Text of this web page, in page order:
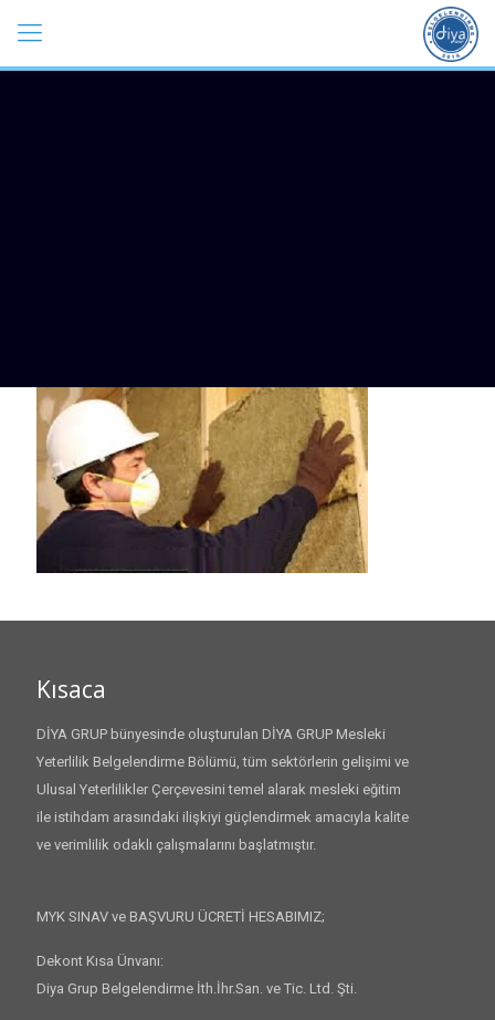
Kısaca
DİYA GRUP bünyesinde oluşturulan DİYA GRUP Mesleki
Yeterlilik Belgelendirme Bölümü, tüm sektörlerin gelişimi ve
Ulusal Yeterlilikler Çerçevesini temel alarak mesleki eğitim
ile istihdam arasındaki ilişkiyi güçlendirmek amacıyla kalite
ve verimlilik odaklı çalışmalarını başlatmıştır.
MYK SINAV ve BAŞVURU ÜCRETİ HESABIMIZ;
Dekont Kısa Ünvanı:
Diya Grup Belgelendirme İth.İhr.San. ve Tic. Ltd. Şti.